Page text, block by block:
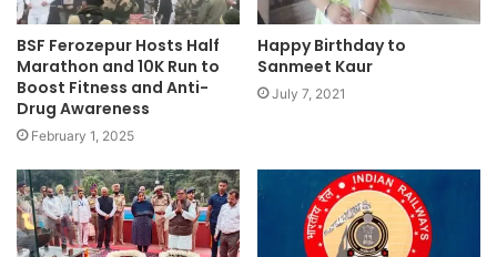
BSF Ferozepur Hosts Half
Marathon and 10K Run to
Boost Fitness and Anti-
Drug Awareness
February 1, 2025
Happy Birthday to
Sanmeet Kaur
July 7, 2021